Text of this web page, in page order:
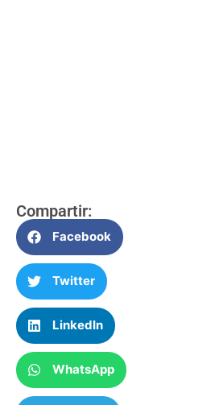
Compartir:
Facebook
Twitter
LinkedIn
WhatsApp